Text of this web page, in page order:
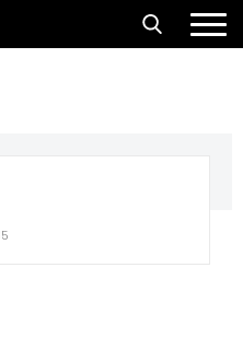
reclamehit ‘Smoorverliefd’